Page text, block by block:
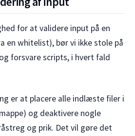
for at validere input på en
en whitelist), bør vi ikke stole på
forsvare scripts, i hvert fald
er at placere alle indlæste filer i
og deaktivere nogle
og prik. Det vil gøre det